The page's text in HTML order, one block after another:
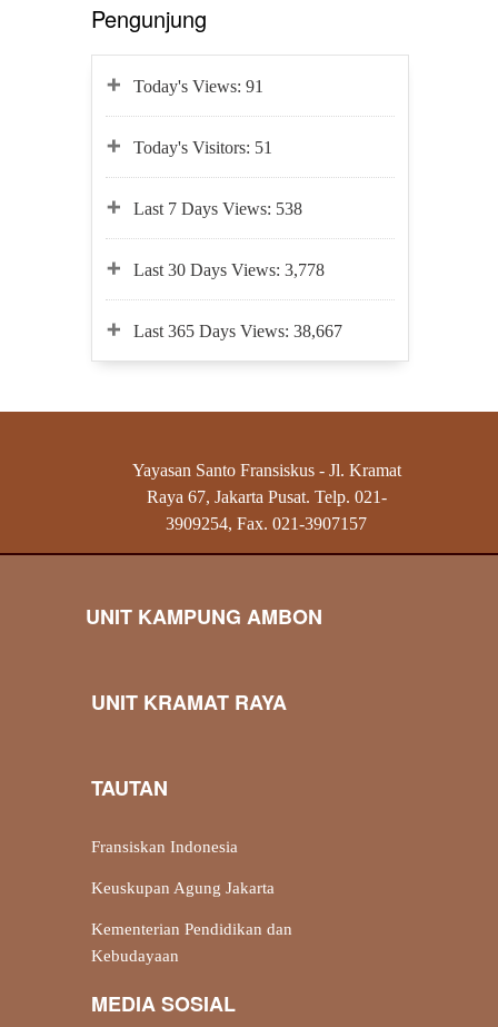
Pengunjung
Today's Views: 91
Today's Visitors: 51
Last 7 Days Views: 538
Last 30 Days Views: 3,778
Last 365 Days Views: 38,667
Yayasan Santo Fransiskus - Jl. Kramat
Raya 67, Jakarta Pusat. Telp. 021-
3909254, Fax. 021-3907157
UNIT KAMPUNG AMBON
UNIT KRAMAT RAYA
TAUTAN
Fransiskan Indonesia
Keuskupan Agung Jakarta
Kementerian Pendidikan dan
Kebudayaan
MEDIA SOSIAL